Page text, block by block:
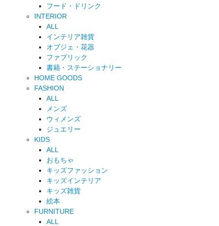
フード・ドリンク
INTERIOR
ALL
インテリア雑貨
オブジェ・花器
ファブリック
書籍・ステーショナリー
HOME GOODS
FASHION
ALL
メンズ
ウィメンズ
ジュエリー
KIDS
ALL
おもちゃ
キッズファッション
キッズインテリア
キッズ雑貨
絵本
FURNITURE
ALL